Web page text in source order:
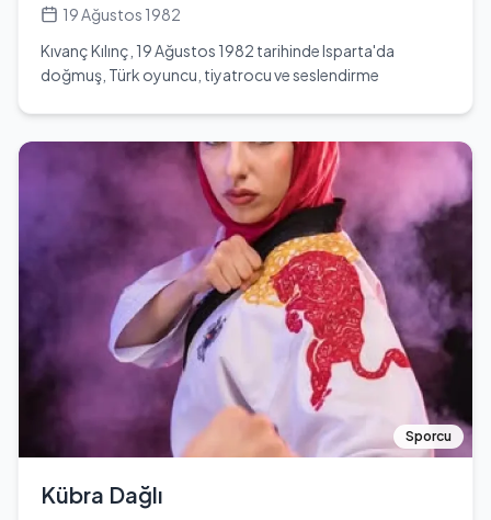
paylaşarak dikkatleri üzerine çekmeyi sürdürdü. Mine
kamera karşısına geçerek sinema kariyerini noktalamış
oldu. Sinema hayatına veda ettikten sonra, sahne
sanatlarına yönelerek yeni bir yolculuğa adım attı. 1978
sanatçı, ne yazık ki bu evlilik bir yıl sonra sona erdi. İki
çocuk sahibi olan Mine Mutlu, Türk sinemasına
kazandırdığı eserlerle ve oyunculuğuyla anılmayı
sürdürüyor. Ancak, 18 Eylül 1990 tarihinde İstanbul'da
akciğer kanseri nedeniyle hayata gözlerini yumdu. Mine
Mutlu, Türk sinemasında bıraktığı derin izlerle ve unutulmaz
performanslarıyla anılmaya devam etmektedir.
19 Ağustos 1982
Kıvanç Kılınç, 19 Ağustos 1982 tarihinde Isparta'da
doğmuş, Türk oyuncu, tiyatrocu ve seslendirme
mezun olmuştur. Mezuniyetinin ardından İstanbul'a
yerleşmiştir. Lise döneminde Antalya Büyükşehir
Belediyesi Tiyatro Atölyesi'nde tiyatro ile tanışmış ve bu
alanda kariyerine yön vermeye karar vermiştir. İlk dizi
oyunculuk deneyimini 'Yer Gök Aşk' isimli dizide yaşamış,
ardından 'Muhteşem Yüzyıl' dizisinde 'Ferhat Paşa'
karakteri ile dikkat çekmiştir. 'Lale Devri' dizisinde
canlandırdığı 'Sıtkı' karakteri ile büyük bir çıkış
yakalamıştır. Kıvanç Kılınç, oyunculuk kariyerinin yanı sıra
seslendirme sanatına da büyük bir ilgi duymaktadır.
2007-2013 yılları arasında 'Kurusıkı' isimli toplulukla
doğaçlama komedi gösterileri yapmış, ayrıca İtalyan
yazar Carlo Goldoni'nin 'İki Efendinin Uşağı' eserini
kültürümüze uyarlamıştır. 2019 yılında 'Bir Alaturka
Hikayet: Raif ile Letafet' isimli büyük oyununu tamamlamış
ve Cihangir Atölye Sahnesi'nde sahnelemiştir. En son
Sporcu
Kübra Dağlı